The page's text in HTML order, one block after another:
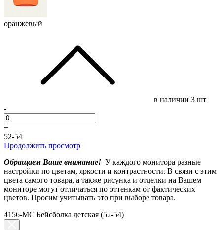
оранжевый
в наличии 3 шт
-
+
52-54
Продолжить просмотр
Обращаем Ваше внимание! У каждого монитора разные
настройки по цветам, яркости и контрастности. В связи с этим
цвета самого товара, а также рисунка и отделки на Вашем
мониторе могут отличаться по оттенкам от фактических
цветов. Просим учитывать это при выборе товара.
4156-МС Бейсболка детская (52-54)